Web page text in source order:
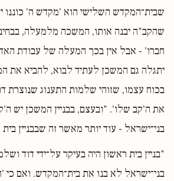
שבית־המקדש השלישי הוא 'מקדש ה' כוננו
שהקב"ה יבנה אותו, המשכה מלמעלה,
חברו' - אבל אין בכך המעלה של עבודת
יתגלה גם המשכן לעתיד לבוא, להביא את
בכוח עצמו, שזוהי שלמות התענוג שנוצרת
את ה'קב שלו'. "ובעצם, בבניין המשכן יש
בני־ישראל - עוד יותר מאשר זה שבבניין בית
"בניין בית ראשון היה בעיקר על־ידי דוד
בני־ישראל לא בנו את בית־המקדש. ואם כי